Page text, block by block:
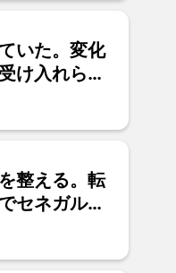
いた。変化
け入れられ
整える。転
セネガルへ